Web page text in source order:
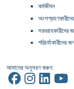
কর্মজীবন
সরবরাহকারীদের
পরিচর্যাকারীদের
আমাদের অনুসরণ করুন: